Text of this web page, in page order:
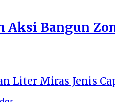
Aksi Bangun
Liter Miras Jenis